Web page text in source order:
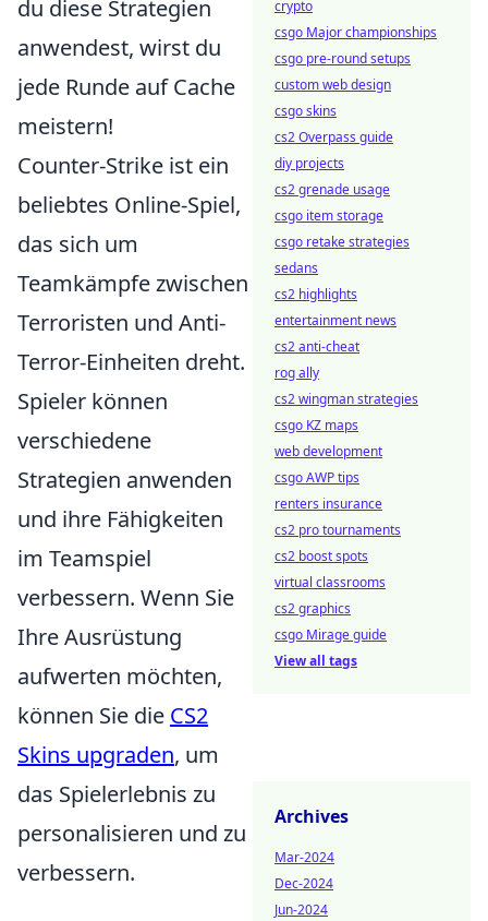
du diese Strategien
anwendest, wirst du
jede Runde auf Cache
meistern!
Counter-Strike ist ein
beliebtes Online-Spiel,
das sich um
Teamkämpfe zwischen
Terroristen und Anti-
Terror-Einheiten dreht.
Spieler können
verschiedene
Strategien anwenden
und ihre Fähigkeiten
im Teamspiel
verbessern. Wenn Sie
Ihre Ausrüstung
aufwerten möchten,
können Sie die CS2
Skins upgraden, um
das Spielerlebnis zu
personalisieren und zu
verbessern.
crypto
csgo Major championships
csgo pre-round setups
custom web design
csgo skins
cs2 Overpass guide
diy projects
cs2 grenade usage
csgo item storage
csgo retake strategies
sedans
cs2 highlights
entertainment news
cs2 anti-cheat
rog ally
cs2 wingman strategies
csgo KZ maps
web development
csgo AWP tips
renters insurance
cs2 pro tournaments
cs2 boost spots
virtual classrooms
cs2 graphics
csgo Mirage guide
View all tags
Archives
Mar-2024
Dec-2024
Jun-2024